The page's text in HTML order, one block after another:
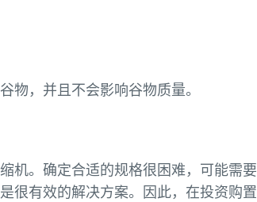
物，并且不会影响谷物质量。
机。确定合适的规格很困难，可能需要
很有效的解决方案。因此，在投资购置